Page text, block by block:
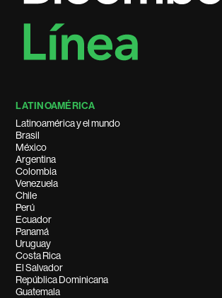
LATINOAMÉRICA
Latinoamérica y el mundo
Brasil
México
Argentina
Colombia
Venezuela
Chile
Perú
Ecuador
Panamá
Uruguay
Costa Rica
El Salvador
República Dominicana
Guatemala